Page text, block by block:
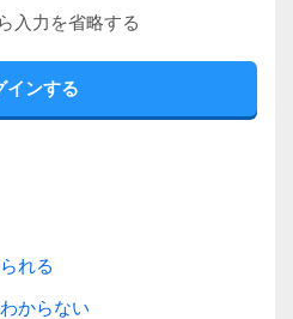
入力を省略する
れる
からない